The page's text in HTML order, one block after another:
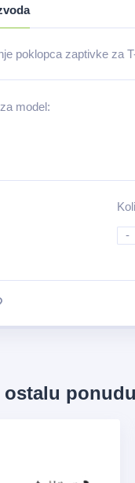
poklopca zaptivke za
model:
-
ostalu